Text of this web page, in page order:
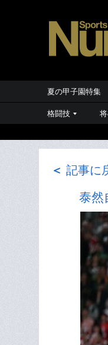
夏の甲子園特集
格闘技
＜ 記事に
泰然